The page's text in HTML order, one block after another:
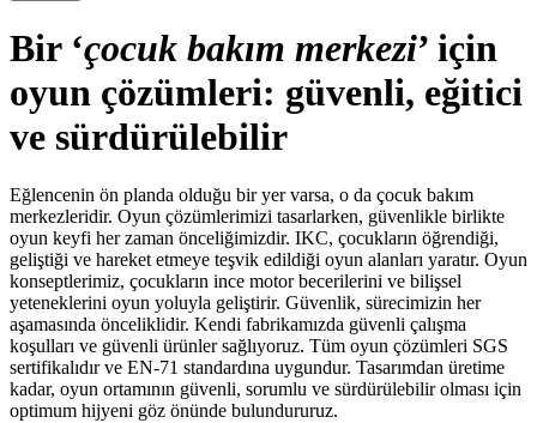
Bir ‘çocuk bakım merkezi’ için
oyun çözümleri: güvenli, eğitici
ve sürdürülebilir
Eğlencenin ön planda olduğu bir yer varsa, o da çocuk bakım
merkezleridir. Oyun çözümlerimizi tasarlarken, güvenlikle birlikte
oyun keyfi her zaman önceliğimizdir. IKC, çocukların öğrendiği,
geliştiği ve hareket etmeye teşvik edildiği oyun alanları yaratır. Oyun
konseptlerimiz, çocukların ince motor becerilerini ve bilişsel
yeteneklerini oyun yoluyla geliştirir. Güvenlik, sürecimizin her
aşamasında önceliklidir. Kendi fabrikamızda güvenli çalışma
koşulları ve güvenli ürünler sağlıyoruz. Tüm oyun çözümleri SGS
sertifikalıdır ve EN-71 standardına uygundur. Tasarımdan üretime
kadar, oyun ortamının güvenli, sorumlu ve sürdürülebilir olması için
optimum hijyeni göz önünde bulundururuz.